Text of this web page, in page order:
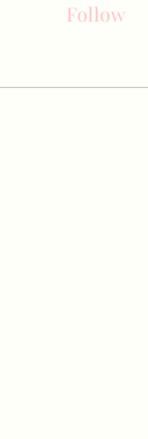
Follow